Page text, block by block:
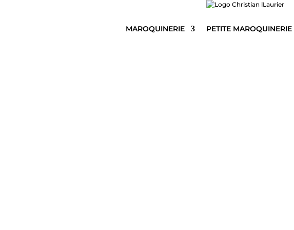
MAROQUINERIE PETITE MAROQUINERIE